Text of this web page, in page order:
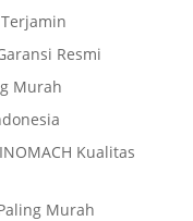
Resmi
Murah
Kualitas
Murah